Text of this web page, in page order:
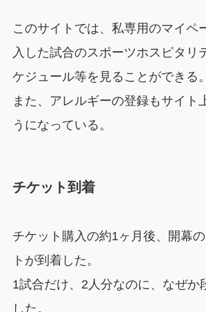
このサイトでは、私専用のマイペ
入した試合のスポーツホスピタリ
ケジュール等を見ることができる。
また、アレルギーの登録もサイト
うになっている。
チケット到着
チケット購入の約1ヶ月後、開幕
トが到着した。
1試合だけ、2人分なのに、なぜか
した。